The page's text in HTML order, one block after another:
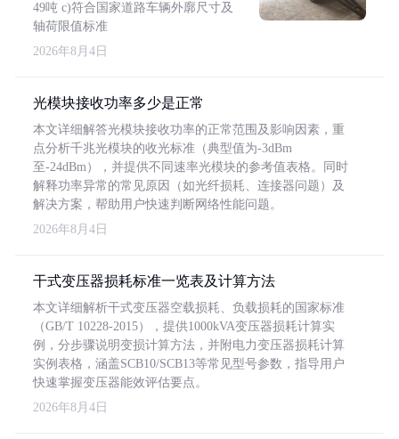
49吨 c)符合国家道路车辆外廓尺寸及
轴荷限值标准
2026年8月4日
光模块接收功率多少是正常
本文详细解答光模块接收功率的正常范围及影响因素，重
点分析千兆光模块的收光标准（典型值为-3dBm
至-24dBm），并提供不同速率光模块的参考值表格。同时
解释功率异常的常见原因（如光纤损耗、连接器问题）及
解决方案，帮助用户快速判断网络性能问题。
2026年8月4日
干式变压器损耗标准一览表及计算方法
本文详细解析干式变压器空载损耗、负载损耗的国家标准
（GB/T 10228-2015），提供1000kVA变压器损耗计算实
例，分步骤说明变损计算方法，并附电力变压器损耗计算
实例表格，涵盖SCB10/SCB13等常见型号参数，指导用户
快速掌握变压器能效评估要点。
2026年8月4日